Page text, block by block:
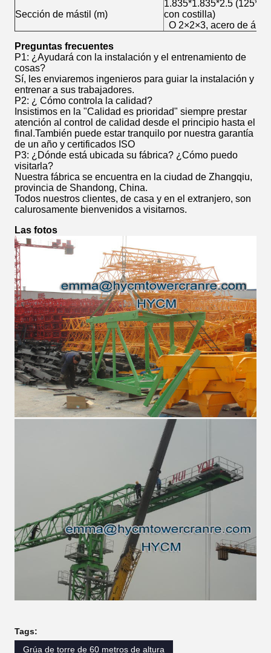
Sección de mástil (m)
1.835*1.835*2.5
con costilla)
O 2×2×3, acero de
Preguntas frecuentes
P1: ¿Ayudará con la instalación y el entrenamiento de
cosas?
Sí, les enviaremos ingenieros para guiar la instalación y
entrenar a sus trabajadores.
P2: ¿ Cómo controla la calidad?
Insistimos en la "Calidad es prioridad" siempre prestar
atención al control de calidad desde el principio hasta el
final.También puede estar tranquilo por nuestra garantía
de un año y certificados ISO
P3: ¿Dónde está ubicada su fábrica? ¿Cómo puedo
visitarla?
Nuestra fábrica se encuentra en la ciudad de Zhangqiu,
provincia de Shandong, China.
Todos nuestros clientes, de casa y en el extranjero, son
calurosamente bienvenidos a visitarnos.
Las fotos
Tags:
Grúa de torre de 60 metros de altura